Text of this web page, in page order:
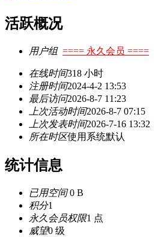
活跃概况
用户组 ==== 永久会员 ====
在线时间318 小时
注册时间2024-4-2 13:53
最后访问2026-8-7 11:23
上次活动时间2026-8-7 07:15
上次发表时间2026-7-16 13:32
所在时区使用系统默认
统计信息
已用空间0 B
积分1
永久会员权限1 点
威望0 级